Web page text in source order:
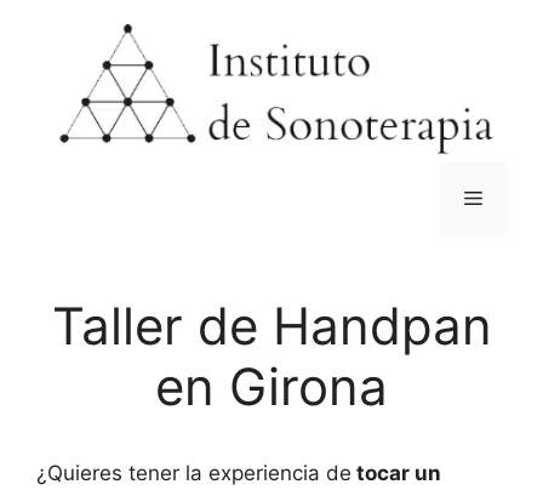
Menú
Taller de Handpan
en Girona
¿Quieres tener la experiencia de tocar un